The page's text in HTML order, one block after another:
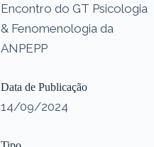
Encontro do GT Psicologia
& Fenomenologia da
ANPEPP
Data de Publicação
14/09/2024